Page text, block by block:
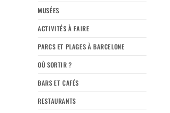
MUSÉES
ACTIVITÉS À FAIRE
PARCS ET PLAGES À BARCELONE
OÙ SORTIR ?
BARS ET CAFÉS
RESTAURANTS